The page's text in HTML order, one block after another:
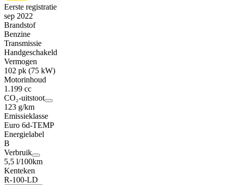
Eerste registratie
sep 2022
Brandstof
Benzine
Transmissie
Handgeschakeld
Vermogen
102 pk (75 kW)
Motorinhoud
1.199 cc
CO₂-uitstoot
123 g/km
Emissieklasse
Euro 6d-TEMP
Energielabel
B
Verbruik
5,5 l/100km
Kenteken
R-100-LD